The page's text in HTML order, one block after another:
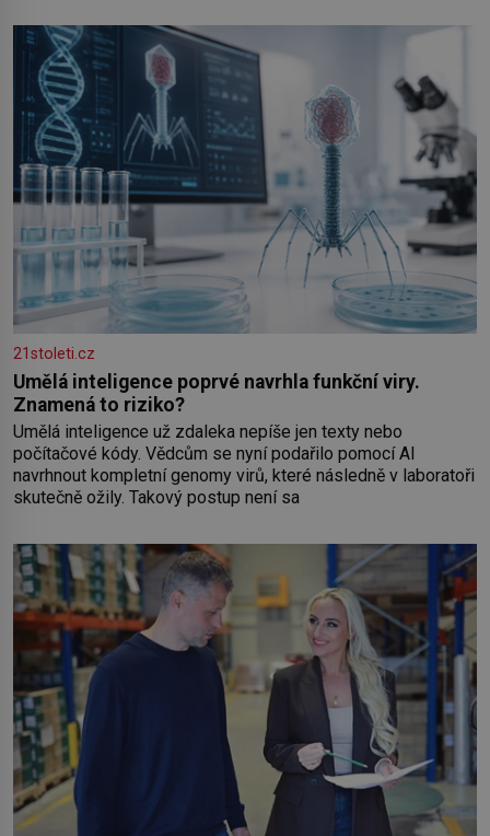
koloběžce a den zakončit poznáváním památek ve Velkých
Losinách nebo v termálním
21stoleti.cz
Umělá inteligence poprvé navrhla funkční viry.
Znamená to riziko?
Umělá inteligence už zdaleka nepíše jen texty nebo
počítačové kódy. Vědcům se nyní podařilo pomocí AI
navrhnout kompletní genomy virů, které následně v laboratoři
skutečně ožily. Takový postup není sa